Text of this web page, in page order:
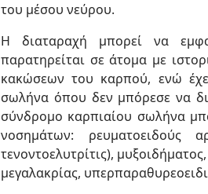
του μέσου νεύρου.
Η διαταραχή μπορεί να
παρατηρείται σε άτομα με
κακώσεων του καρπού, ενώ
σωλήνα όπου δεν μπόρεσε να
σύνδρομο καρπιαίου σωλήνα
νοσημάτων: ρευματοειδούς
τενοντοελυτρίτις),
μεγαλακρίας,